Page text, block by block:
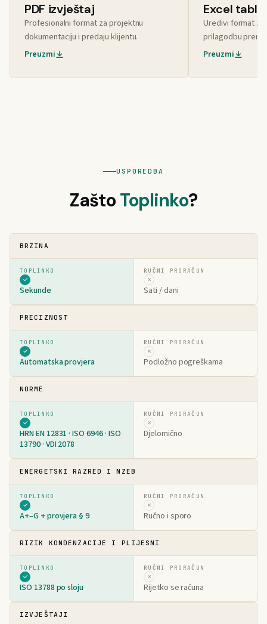
PDF izvještaj
Profesionalni format za projektnu
dokumentaciju i predaju klijentu.
Preuzmi
Excel
Uredivi format za
prilagodbu
Preuzmi
USPOREDBA
Zašto Toplinko?
BRZINA
✓
Sekunde
✗
Sati / dani
PRECIZNOST
✓
Automatska provjera
✗
Podložno pogreškama
NORME
✓
HRN EN 12831 · ISO 6946 · ISO
13790 · VDI 2078
✗
Djelomično
ENERGETSKI RAZRED I NZEB
✓
A+–G + provjera § 9
✗
Ručno i sporo
RIZIK KONDENZACIJE I PLIJESNI
✓
ISO 13788 po sloju
✗
Rijetko se računa
IZVJEŠTAJI